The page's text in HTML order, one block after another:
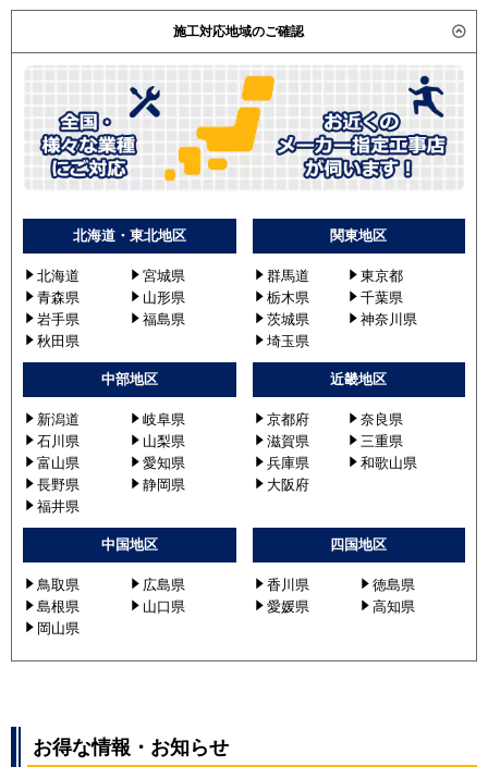
施工対応地域のご確認
北海道・東北地区
北海道
宮城県
青森県
山形県
岩手県
福島県
秋田県
関東地区
群馬道
東京都
栃木県
千葉県
茨城県
神奈川県
埼玉県
中部地区
新潟道
岐阜県
石川県
山梨県
富山県
愛知県
長野県
静岡県
福井県
近畿地区
京都府
奈良県
滋賀県
三重県
兵庫県
和歌山県
大阪府
中国地区
鳥取県
広島県
島根県
山口県
岡山県
四国地区
香川県
徳島県
愛媛県
高知県
お得な情報・お知らせ